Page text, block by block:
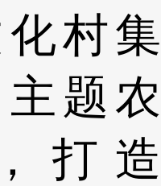
村集
题农
打造